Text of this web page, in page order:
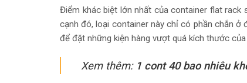
Điểm khác biệt lớn nhất của container flat rack
cạnh đó, loại container này chỉ có phần chắn ở
để đặt những kiện hàng vượt quá kích thước
Xem thêm: 1 cont 40 bao nhiêu